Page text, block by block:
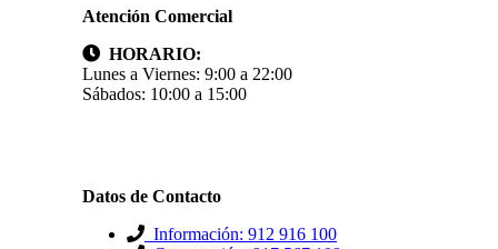
Atención Comercial
HORARIO:
Lunes a Viernes: 9:00 a 22:00
Sábados: 10:00 a 15:00
Datos de Contacto
Información: 912 916 100